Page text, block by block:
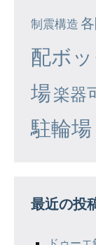
制震構造
配ボ
場楽器
駐輪場
最近の投